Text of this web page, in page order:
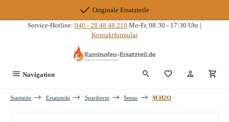
Originale Ersatzteile
Service-Hotline: 040 - 28 48 48 210 Mo-Fr, 08:30 - 17:30 Uhr |
Kontaktformular
Navigation Du hast 0
Startseite Ersatzteile Spartherm Senso M H2O